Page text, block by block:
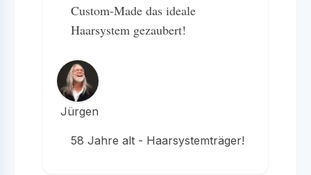
Custom-Made das ideale
Haarsystem gezaubert!
Jürgen
58 Jahre alt - Haarsystemträger!